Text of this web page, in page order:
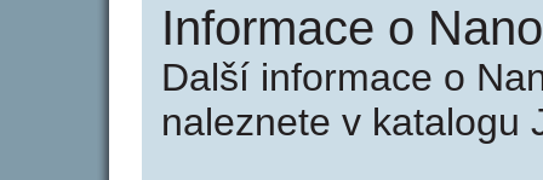
Informace o
Další informace o
naleznete v katalogu